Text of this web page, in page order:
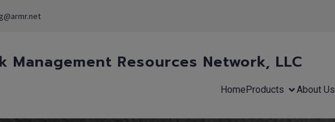
Management Resources Network, LLC
Home Products About Us